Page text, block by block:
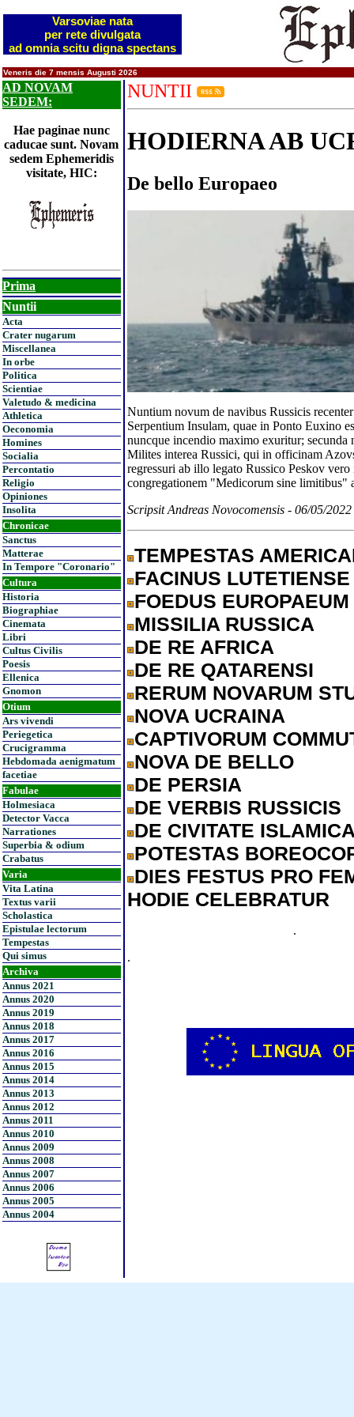
Varsoviae nata
per rete divulgata
ad omnia scitu digna spectans
Veneris die 7 mensis Augusti 2026
AD NOVAM
SEDEM:
Hae paginae nunc
caducae sunt. Novam
sedem Ephemeridis
visitate, HIC:
Prima
Nuntii
Acta
Crater nugarum
Miscellanea
In orbe
Politica
Scientiae
Valetudo & medicina
Athletica
Oeconomia
Homines
Socialia
Percontatio
Religio
Opiniones
Insolita
Chronicae
Sanctus
Matterae
In Tempore "Coronario"
Cultura
Historia
Biographiae
Cinemata
Libri
Cultus Civilis
Poesis
Ellenica
Gnomon
Otium
Ars vivendi
Periegetica
Crucigramma
Hebdomada aenigmatum
facetiae
Fabulae
Holmesiaca
Detector Vacca
Narrationes
Superbia & odium
Crabatus
Varia
Vita Latina
Textus varii
Scholastica
Epistulae lectorum
Tempestas
Qui simus
Archiva
Annus 2021
Annus 2020
Annus 2019
Annus 2018
Annus 2017
Annus 2016
Annus 2015
Annus 2014
Annus 2013
Annus 2012
Annus 2011
Annus 2010
Annus 2009
Annus 2008
Annus 2007
Annus 2006
Annus 2005
Annus 2004
NUNTII
HODIERNA AB
De bello Europaeo
Nuntium novum de navibus Russicis
Serpentium Insulam, quae in Ponto Euxino
nuncque incendio maximo exuritur; secunda
Milites interea Russici, qui in officinam
regressuri ab illo legato Russico Peskov
congregationem "Medicorum sine limitibus"
Scripsit Andreas Novocomensis - 06/05/
TEMPESTAS
FACINUS LUTETIENSE
FOEDUS EUROPAEUM
MISSILIA RUSSICA
DE RE AFRICA
DE RE QATARENSI
RERUM NOVARUM
NOVA UCRAINA
CAPTIVORUM
NOVA DE BELLO
DE PERSIA
DE VERBIS RUSSICIS
DE CIVITATE
POTESTAS
DIES FESTUS PRO
HODIE CELEBRATUR
.
.